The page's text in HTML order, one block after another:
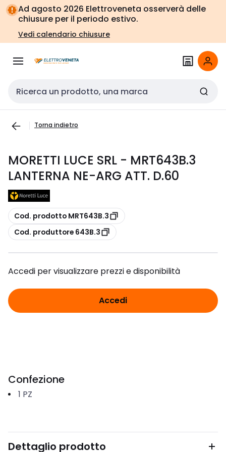
Vai alla
navigazione
Vai
alla
pagina
Ad agosto 2026 Elettroveneta osserverà delle
chiusure per il periodo estivo.
Vedi calendario chiusure
Cerca input
Torna indietro
MORETTI LUCE SRL - MRT643B.3
LANTERNA NE-ARG ATT. D.60
copia
Cod. prodotto MRT643B.3
copia
Cod. produttore 643B.3
Accedi per visualizzare prezzi e disponibilità
Accedi
Confezione
1 PZ
Dettaglio prodotto